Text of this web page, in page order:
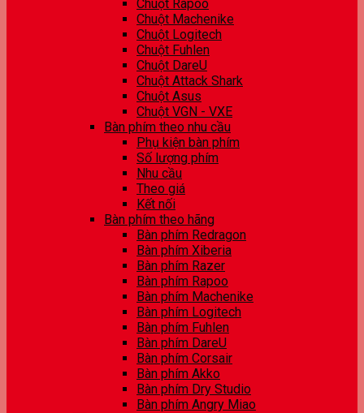
Chuột Rapoo
Chuột Machenike
Chuột Logitech
Chuột Fuhlen
Chuột DareU
Chuột Attack Shark
Chuột Asus
Chuột VGN - VXE
Bàn phím theo nhu cầu
Phụ kiện bàn phím
Số lượng phím
Nhu cầu
Theo giá
Kết nối
Bàn phím theo hãng
Bàn phím Redragon
Bàn phím Xiberia
Bàn phím Razer
Bàn phím Rapoo
Bàn phím Machenike
Bàn phím Logitech
Bàn phím Fuhlen
Bàn phím DareU
Bàn phím Corsair
Bàn phím Akko
Bàn phím Dry Studio
Bàn phím Angry Miao